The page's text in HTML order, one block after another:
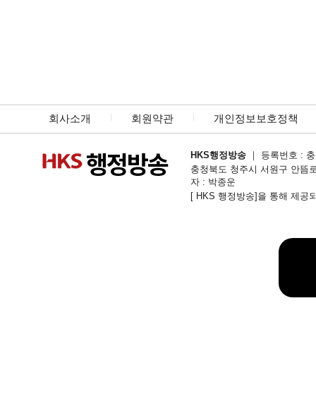
회사소개 회원약관 개인정보보호정책
HKS행정방송 ｜ 등록번호 :
충청북도 청주시 서원구 안뜸
자 : 박종운
[ HKS 행정방송]을 통해 제공